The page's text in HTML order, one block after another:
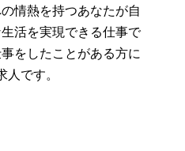
情熱を持つあなたが自
活を実現できる仕事で
をしたことがある方に
人です。